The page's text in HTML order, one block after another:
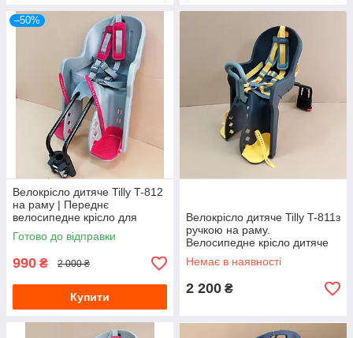
–50%
Велокрісло дитяче Tilly T-812
на раму | Переднє
велосипедне крісло для
дитини | Сіро-жовте
Готово до відправки
990 ₴ 2 000 ₴
Купити
Велокрісло дитяче Tilly T-811з
ручкою на раму.
Велосипедне крісло дитяче
установка спереду (сіро-
жовте)
Немає в наявності
2 200 ₴